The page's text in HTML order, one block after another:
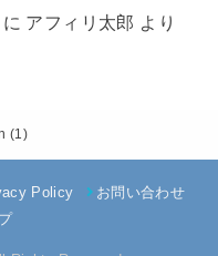
に アフィリ太郎 より
(1)
Policy
お問い合わせ